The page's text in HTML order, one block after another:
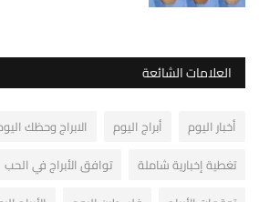
العلامات الشائعة
أخبار اليوم أبراج اليوم الابراج وحظك
تغطية إخبارية شاملة
توافق الأبراج في الحب